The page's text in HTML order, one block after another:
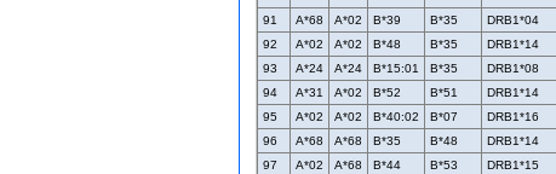
91
A*68 A*02 B*39 B*35 DRB1*04
92
A*02 A*02 B*48 B*35 DRB1*14
93
A*24 A*24 B*15:01 B*35 DRB1*08
94
A*31 A*02 B*52 B*51 DRB1*14
95
A*02 A*02 B*40:02 B*07 DRB1*16
96
A*68 A*68 B*35 B*48 DRB1*14
97
A*02 A*68 B*44 B*53 DRB1*15